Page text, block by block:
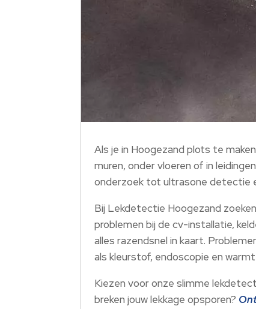
Als je in Hoogezand plots te
muren, onder vloeren of in
onderzoek tot ultrasone detectie
Bij Lekdetectie Hoogezand
problemen bij de cv-installatie,
alles razendsnel in kaart.
als kleurstof, endoscopie en
Kiezen voor onze slimme
breken jouw lekkage opsporen?